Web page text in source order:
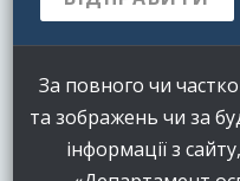
За повного чи
та зображень чи за
інформації з